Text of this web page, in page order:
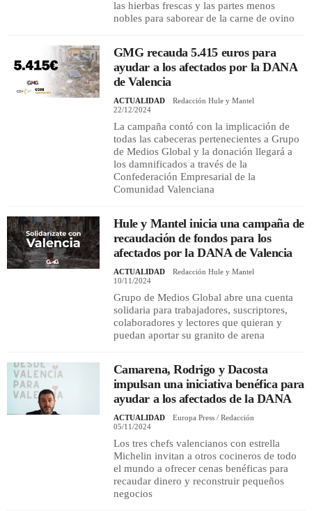
las hierbas frescas y las partes menos
nobles para saborear de la carne de ovino
GMG recauda 5.415 euros para
ayudar a los afectados por la DANA
de Valencia
ACTUALIDAD
Redacción Hule y Mantel
22/12/2024
La campaña contó con la implicación de
todas las cabeceras pertenecientes a Grupo
de Medios Global y la donación llegará a
los damnificados a través de la
Confederación Empresarial de la
Comunidad Valenciana
Hule y Mantel inicia una campaña de
recaudación de fondos para los
afectados por la DANA de Valencia
ACTUALIDAD
Redacción Hule y Mantel
10/11/2024
Grupo de Medios Global abre una cuenta
solidaria para trabajadores, suscriptores,
colaboradores y lectores que quieran y
puedan aportar su granito de arena
Camarena, Rodrigo y Dacosta
impulsan una iniciativa benéfica para
ayudar a los afectados de la DANA
ACTUALIDAD
Europa Press / Redacción
05/11/2024
Los tres chefs valencianos con estrella
Michelin invitan a otros cocineros de todo
el mundo a ofrecer cenas benéficas para
recaudar dinero y reconstruir pequeños
negocios